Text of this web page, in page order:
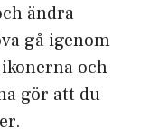
ändra
gå igenom
och
gör att du